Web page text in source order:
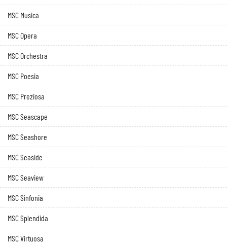
MSC Musica
MSC Opera
MSC Orchestra
MSC Poesia
MSC Preziosa
MSC Seascape
MSC Seashore
MSC Seaside
MSC Seaview
MSC Sinfonia
MSC Splendida
MSC Virtuosa